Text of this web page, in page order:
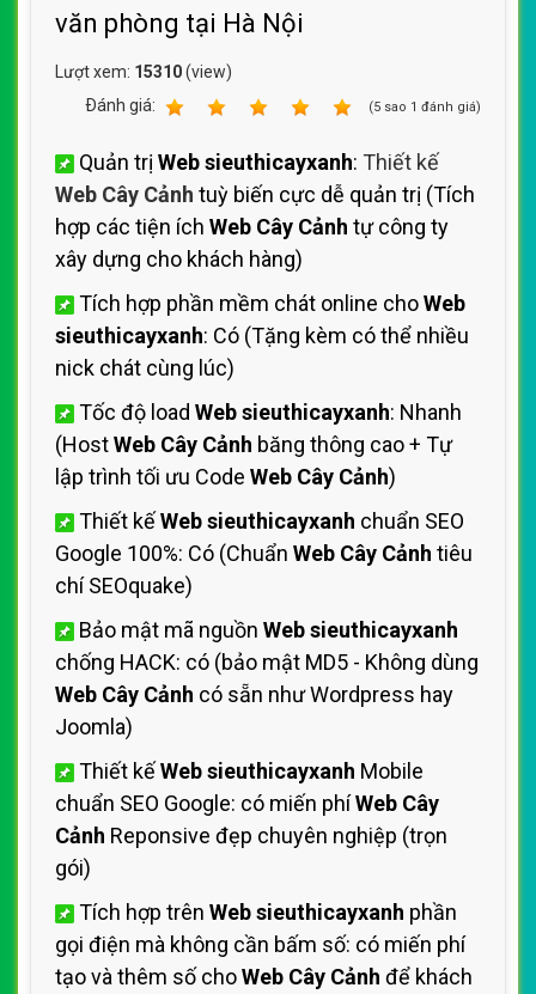
văn phòng tại Hà Nội
Lượt xem: 15310(view)
Ðánh giá:
(5 sao 1 đánh giá)
Quản trị Web sieuthicayxanh: Thiết kế
Web Cây Cảnh tuỳ biến cực dễ quản trị (Tích
hợp các tiện ích Web Cây Cảnh tự công ty
xây dựng cho khách hàng)
Tích hợp phần mềm chát online choWeb
sieuthicayxanh: Có (Tặng kèm có thể nhiều
nick chát cùng lúc)
Tốc độ load Web sieuthicayxanh: Nhanh
(HostWeb Cây Cảnh băng thông cao + Tự
lập trình tối ưu Code Web Cây Cảnh)
Thiết kếWeb sieuthicayxanh chuẩn SEO
Google 100%: Có (Chuẩn Web Cây Cảnh tiêu
chí SEOquake)
Bảo mật mã nguồn Web sieuthicayxanh
chống HACK: có (bảo mật MD5 - Không dùng
Web Cây Cảnh có sẵn như Wordpress hay
Joomla)
Thiết kếWeb sieuthicayxanh Mobile
chuẩn SEO Google: có miến phíWeb Cây
Cảnh Reponsive đẹp chuyên nghiệp (trọn
gói)
Tích hợp trên Web sieuthicayxanh phần
gọi điện mà không cần bấm số: có miến phí
tạo và thêm số choWeb Cây Cảnh để khách